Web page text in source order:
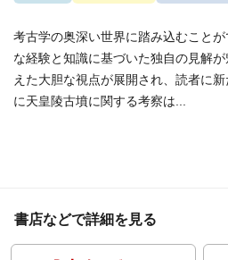
考古学の奥深い世界に踏み込むこと
な経験と知識に基づいた独自の見解
えた大胆な視点が展開され、読者に
に天皇陵古墳に関する考察は...
書店などで詳細を見る